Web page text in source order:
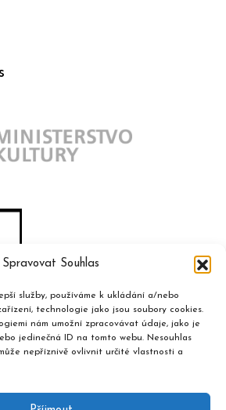
Spravovat Souhlas
služby, používáme k ukládání a/nebo
technologie jako jsou soubory cookies.
nám umožní zpracovávat údaje, jako je
jedinečná ID na tomto webu. Nesouhlas
nepříznivě ovlivnit určité vlastnosti a